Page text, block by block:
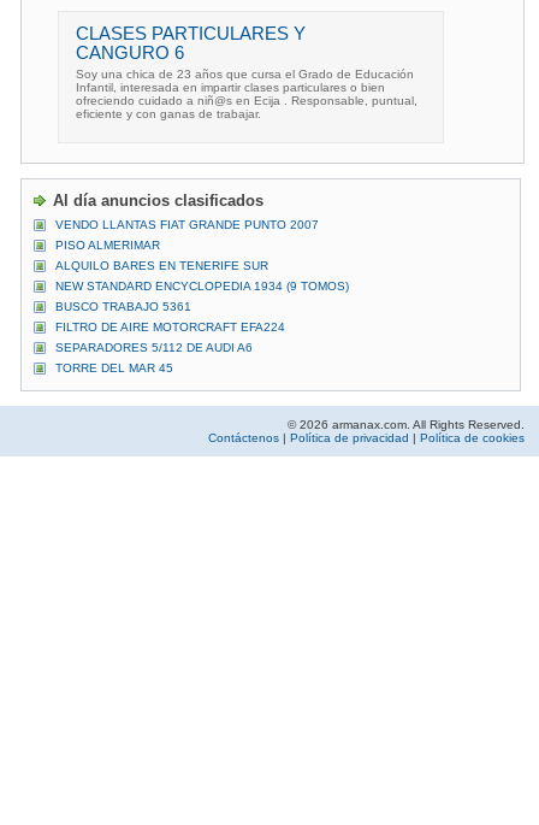
CLASES PARTICULARES Y
CANGURO 6
Soy una chica de 23 años que cursa el Grado de Educación
Infantil, interesada en impartir clases particulares o bien
ofreciendo cuidado a niñ@s en Ecija . Responsable, puntual,
eficiente y con ganas de trabajar.
Al día anuncios clasificados
VENDO LLANTAS FIAT GRANDE PUNTO 2007
PISO ALMERIMAR
ALQUILO BARES EN TENERIFE SUR
NEW STANDARD ENCYCLOPEDIA 1934 (9 TOMOS)
BUSCO TRABAJO 5361
FILTRO DE AIRE MOTORCRAFT EFA224
SEPARADORES 5/112 DE AUDI A6
TORRE DEL MAR 45
© 2026 armanax.com. All Rights Reserved.
Contáctenos | Política de privacidad | Política de cookies